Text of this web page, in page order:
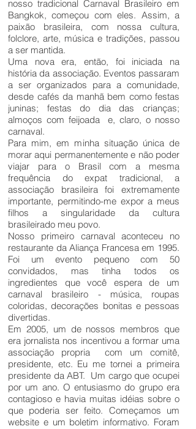
nosso tradicional Carnaval Brasileiro em
Bangkok, começou com eles. Assim, a
paixão brasileira, com nossa cultura,
folclore, arte, música e tradições, passou
a ser mantida.
Uma nova era, então, foi iniciada na
história da associação. Eventos passaram
a ser organizados para a comunidade,
desde cafés da manhã bem como festas
juninas; festas do dia das crianças;
almoços com feijoada e, claro, o nosso
carnaval.
Para mim, em minha situação única de
morar aqui permanentemente e não poder
viajar para o Brasil com a mesma
frequência do expat tradicional, a
associação brasileira foi extremamente
importante, permitindo-me expor a meus
filhos a singularidade da cultura
brasileirado meu povo.
Nosso primeiro carnaval aconteceu no
restaurante da Aliança Francesa em 1995.
Foi um evento pequeno com 50
convidados, mas tinha todos os
ingredientes que você espera de um
carnaval brasileiro - música, roupas
coloridas, decorações bonitas e pessoas
divertidas.
Em 2005, um de nossos membros que
era jornalista nos incentivou a formar uma
associação propria com um comitê,
presidente, etc. Eu me tornei a primeira
presidente da ABT. Um cargo que ocupei
por um ano. O entusiasmo do grupo era
contagioso e havia muitas idéias sobre o
que poderia ser feito. Começamos um
website e um boletim informativo. Foram